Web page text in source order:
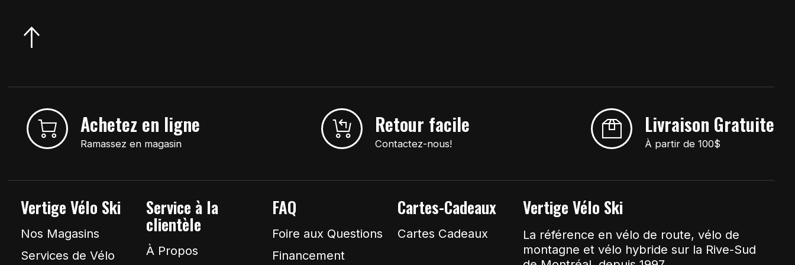
Achetez en ligne
Ramassez en magasin
Retour facile
Contactez-nous!
Livraison Gratuite
À partir de 100$
Vertige Vélo Ski
Nos Magasins
Services de Vélo
Service à la
clientèle
À Propos
FAQ
Foire aux Questions
Financement
Cartes-Cadeaux
Cartes Cadeaux
Vertige Vélo Ski
La référence en vélo de route, vélo de
montagne et vélo hybride sur la Rive-Sud